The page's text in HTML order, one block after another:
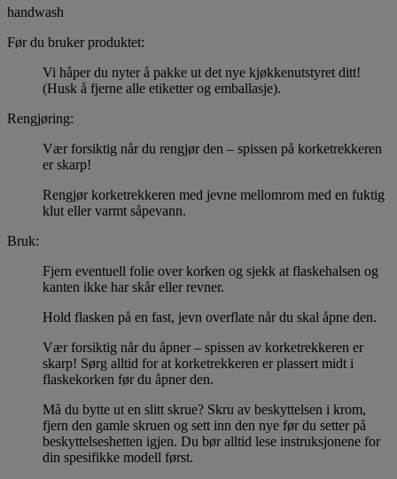
handwash
Før du bruker produktet:
Vi håper du nyter å pakke ut det nye kjøkkenutstyret ditt!
(Husk å fjerne alle etiketter og emballasje).
Rengjøring:
Vær forsiktig når du rengjør den – spissen på korketrekkeren
er skarp!
Rengjør korketrekkeren med jevne mellomrom med en fuktig
klut eller varmt såpevann.
Bruk:
Fjern eventuell folie over korken og sjekk at flaskehalsen og
kanten ikke har skår eller revner.
Hold flasken på en fast, jevn overflate når du skal åpne den.
Vær forsiktig når du åpner – spissen av korketrekkeren er
skarp! Sørg alltid for at korketrekkeren er plassert midt i
flaskekorken før du åpner den.
Må du bytte ut en slitt skrue? Skru av beskyttelsen i krom,
fjern den gamle skruen og sett inn den nye før du setter på
beskyttelseshetten igjen. Du bør alltid lese instruksjonene for
din spesifikke modell først.